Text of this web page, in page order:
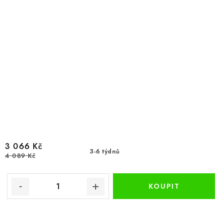
3-6 týdnů
3 066 Kč
4 089 Kč